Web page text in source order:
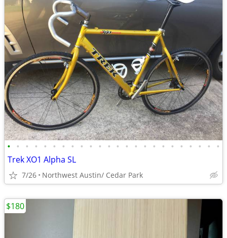
• • • • • • • • • • • • • • • • • • • • • • • •
Trek XO1 Alpha SL
7/26 Northwest Austin/ Cedar Park
$180